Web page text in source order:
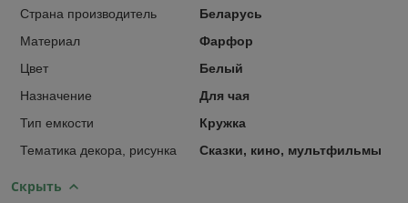
Страна производитель
Беларусь
Материал
Фарфор
Цвет
Белый
Назначение
Для чая
Тип емкости
Кружка
Тематика декора, рисунка
Сказки, кино, мультфильмы
Скрыть